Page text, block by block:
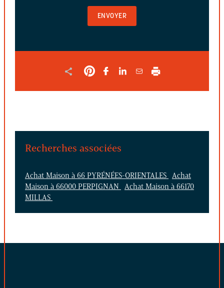
Recherches associées
Achat Maison à 66 PYRÉNÉES-ORIENTALES
Achat
Maison à 66000 PERPIGNAN
Achat Maison à 66170
MILLAS